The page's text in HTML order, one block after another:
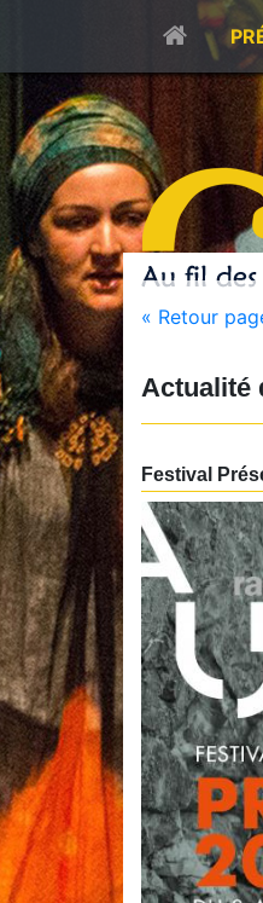
« Retour
Actualité
Festival